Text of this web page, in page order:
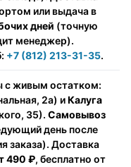
или выдача в
дней (точную
менеджер).
+7 (812) 213-31-35.
с живым остатком:
2а) иКалуга
35). Самовывоз
день после
заказа). Доставка
490 ₽, бесплатно от